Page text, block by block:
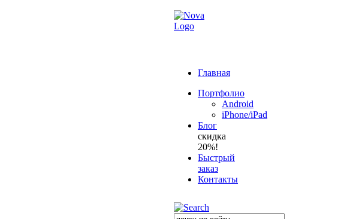
Главная
Портфолио
Android
iPhone/iPad
Блог
скидка
20%!
Быстрый
заказ
Контакты